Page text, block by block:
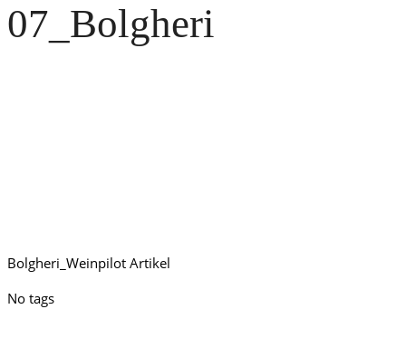
07_Bolgheri
Bolgheri_Weinpilot Artikel
No tags